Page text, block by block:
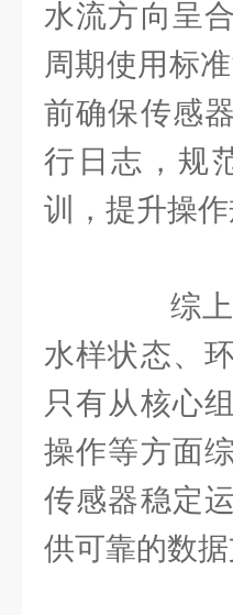
水流方向呈
周期使用标
前确保传感
行日志，规
训，提升操作
综上
水样状态、
只有从核心
操作等方面
传感器稳定
供可靠的数据